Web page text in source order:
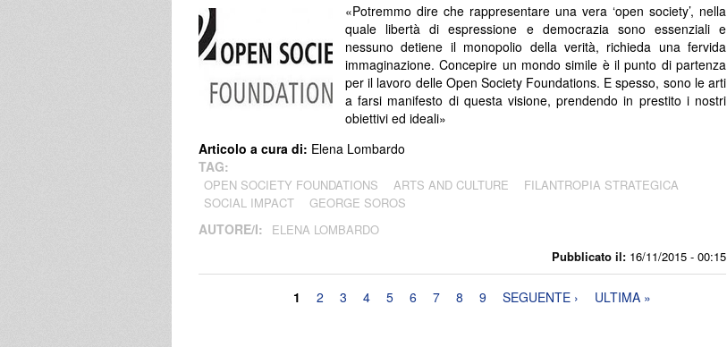
Pubblicato il: 16/11/2015 - 00:15
«Potremmo dire che rappresentare una vera ‘open society’, nella
quale libertà di espressione e democrazia sono essenziali e
nessuno detiene il monopolio della verità, richieda una fervida
immaginazione. Concepire un mondo simile è il punto di partenza
per il lavoro delle Open Society Foundations. E spesso, sono le arti
a farsi manifesto di questa visione, prendendo in prestito i nostri
obiettivi ed ideali»
Articolo a cura di: Elena Lombardo
TAG:
OPEN SOCIETY FOUNDATIONS ARTS AND CULTURE
FILANTROPIA STRATEGICA
SOCIAL IMPACT
GEORGE SOROS
AUTORE/I: ELENA LOMBARDO
1 2 3 4 5 6 7 8 9 SEGUENTE › ULTIMA »